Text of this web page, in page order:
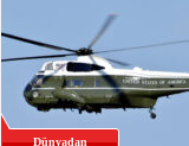
Dünyadan